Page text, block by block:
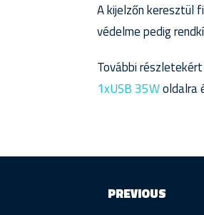
A kijelzőn keresztül
védelme pedig
További
1xUSB 35Woldalra
PREVIOUS